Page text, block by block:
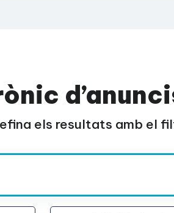
els resultats amb el